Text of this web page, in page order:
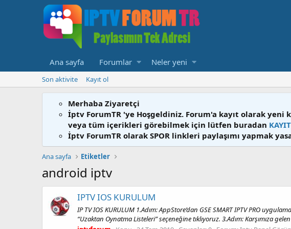
Ana sayfa Forumlar Neler yeni
Son aktivite Kayıt ol
Merhaba Ziyaretçi
İptv ForumTR 'ye Hoşgeldiniz. Forum'a kayıt olarak
veya tüm içerikleri görebilmek için lütfen buradan KAYIT
İptv ForumTR olarak SPOR linkleri paylaşımı yapmak
Ana sayfa Etiketler
android iptv
IPTV IOS KURULUM
IP TV IOS KURULUM 1.Adım: AppStore’dan GSE SMART IPTV PRO
“Uzaktan Oynatma Listeleri” seçeneğine tıklıyoruz. 3.Adım: Karşımıza